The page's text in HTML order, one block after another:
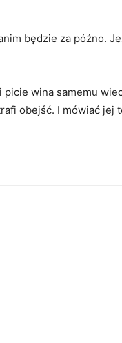
będzie za późno.
wina samemu
obejść. I mówiać jej